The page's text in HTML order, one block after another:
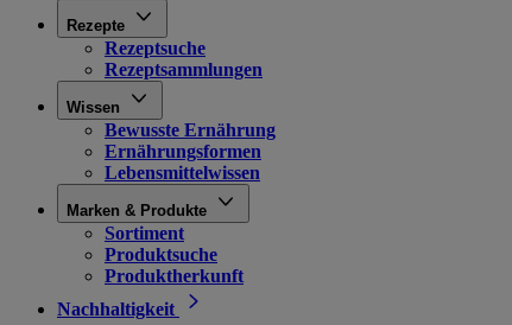
Rezepte
Rezeptsuche
Rezeptsammlungen
Wissen
Bewusste Ernährung
Ernährungsformen
Lebensmittelwissen
Marken & Produkte
Sortiment
Produktsuche
Produktherkunft
Nachhaltigkeit